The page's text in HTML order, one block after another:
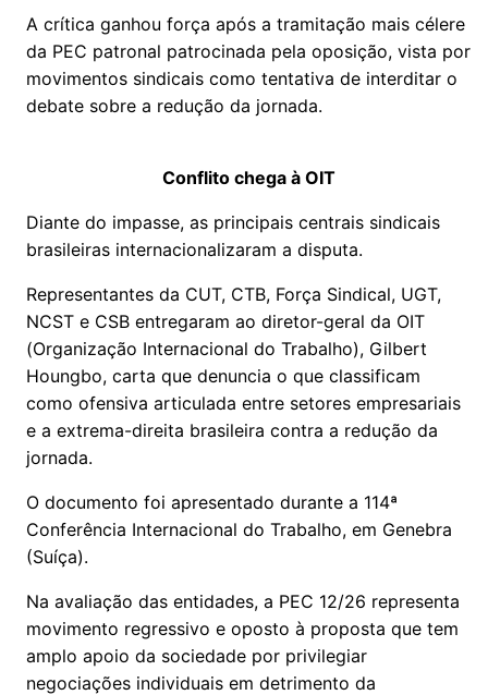
A crítica ganhou força após a tramitação mais célere
da PEC patronal patrocinada pela oposição, vista por
movimentos sindicais como tentativa de interditar o
debate sobre a redução da jornada.
Conflito chega à OIT
Diante do impasse, as principais centrais sindicais
brasileiras internacionalizaram a disputa.
Representantes da CUT, CTB, Força Sindical, UGT,
NCST e CSB entregaram ao diretor-geral da OIT
(Organização Internacional do Trabalho), Gilbert
Houngbo, carta que denuncia o que classificam
como ofensiva articulada entre setores empresariais
e a extrema-direita brasileira contra a redução da
jornada.
O documento foi apresentado durante a 114ª
Conferência Internacional do Trabalho, em Genebra
(Suíça).
Na avaliação das entidades, a PEC 12/26 representa
movimento regressivo e oposto à proposta que tem
amplo apoio da sociedade por privilegiar
negociações individuais em detrimento da